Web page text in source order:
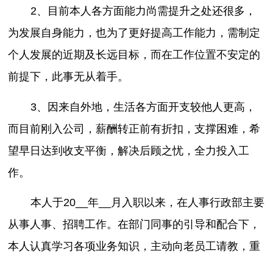
2、目前本人各方面能力尚需提升之处还很多，
为发展自身能力，也为了更好提高工作能力，需制定
个人发展的近期及长远目标，而在工作位置不安定的
前提下，此事无从着手。
3、因来自外地，生活各方面开支较他人更高，
而目前刚入公司，薪酬转正前有折扣，支撑困难，希
望早日达到收支平衡，解决后顾之忧，全力投入工
作。
本人于20__年__月入职以来，在人事行政部主要
从事人事、招聘工作。在部门同事的引导和配合下，
本人认真学习各项业务知识，主动向老员工请教，重